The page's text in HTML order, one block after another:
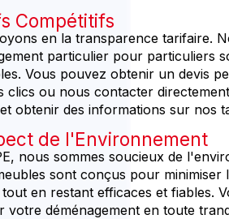
Compétitifs
en la transparence tarifaire.
particulier pour particuliers
Vous pouvez obtenir un devis
clics ou nous contacter
obtenir des informations sur nos
de l'Environnement
nous sommes soucieux de
sont conçus pour minimiser
en restant efficaces et fiables.
votre déménagement en toute